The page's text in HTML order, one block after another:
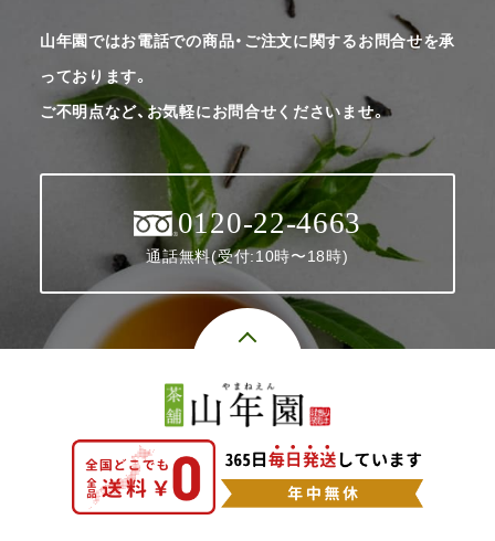
山年園ではお電話での商品・ご注文に関するお問合せを承
っております。
ご不明点など、お気軽にお問合せくださいませ。
0120-22-4663
通話無料(受付:10時〜18時)